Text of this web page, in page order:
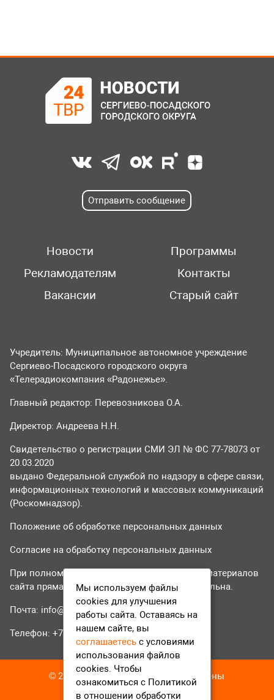
Отправить сообщение
Новости
Программы
Рекламодателям
Контакты
Вакансии
Старый сайт
Учредитель: Муниципальное автономное учреждение
Сергиево-Посадского городского округа
«Телерадиокомпания «Радонежье».
Главный редактор: Перевозникова О.А.
Директор: Андреева Н.Н.
Свидетельство о регистрации СМИ ЭЛ № ФС 77-78073 от
20.03.2020
выдано Федеральной службой по надзору в сфере связи,
информационных технологий и массовых коммуникаций
(Роскомнадзор).
Положение об обработке персональных данных
Согласие на обработку персональных данных
При полном или частичном использовании материалов
сайта прямая гиперссылка на tvr24.tv обязательна.
Почта: info@tvr24.tv
Телефон: +7 (496) 551-04-95
© 2016-2023 ТВР24 Все права защищены
Мы используем файлы
cookies для улучшения
работы сайта. Оставаясь на
нашем сайте, вы
соглашаетесь с условиями
использования файлов
cookies. Чтобы
ознакомиться с Политикой
в отношении обработки